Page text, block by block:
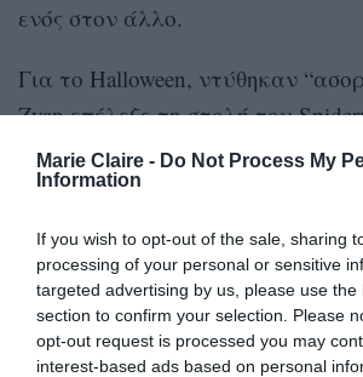
Marie Claire - Do Not Process My
Information
If you wish to opt-out of the sale, sharing
processing of your personal or sensitive
targeted advertising by us, please use the
section to confirm your selection. Please
opt-out request is processed you may
interest-based ads based on personal
ενός στον άλλο.
Για το Halloween, ντύθηκαν
Zyan επέλεξε τη στολή του
της “Βlack Cat”. Δείτε τους και
τον “Spiderman” μόνο του να
που δεν περπατούσε στο ταβάνι.
https://www.instagram.com/p/
by=gigihadid